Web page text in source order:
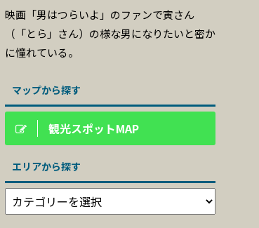
映画「男はつらいよ」のファンで寅さん
（「とら」さん）の様な男になりたいと密か
に憧れている。
マップから探す
観光スポットMAP
エリアから探す